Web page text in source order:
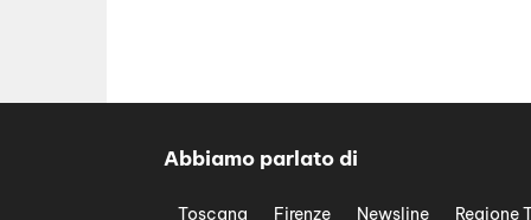
Abbiamo parlato di
Toscana Firenze Newsline Regione